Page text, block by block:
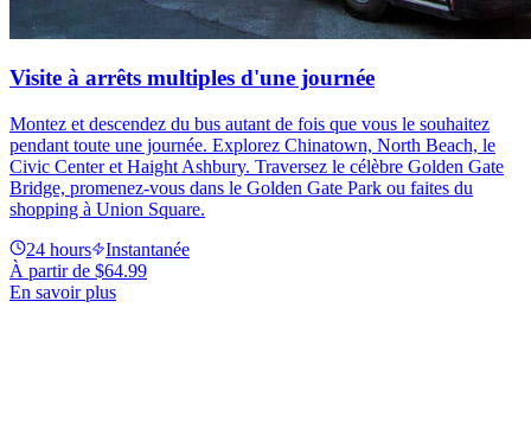
Visite à arrêts multiples d'une journée
Montez et descendez du bus autant de fois que vous le souhaitez
pendant toute une journée. Explorez Chinatown, North Beach, le
Civic Center et Haight Ashbury. Traversez le célèbre Golden Gate
Bridge, promenez-vous dans le Golden Gate Park ou faites du
shopping à Union Square.
24 hours
Instantanée
À partir de $64.99
En savoir plus